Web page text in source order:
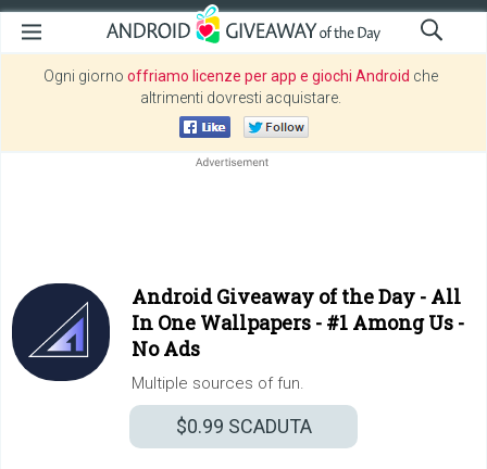
Ogni giorno offriamo licenze per app e giochi Android che
altrimenti dovresti acquistare.
Android Giveaway of the Day - All
In One Wallpapers - #1 Among Us -
No Ads
Multiple sources of fun.
$0.99 SCADUTA